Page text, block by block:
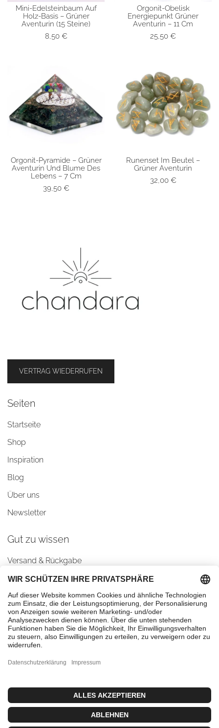
SCHNELLANSICHT
Mini-Edelsteinbaum Auf
Holz-Basis – Grüner
Aventurin (15 Steine)
8,50 €
SCHNELLANSICHT
Orgonit-Obelisk
Energiepunkt Grüner
Aventurin – 11 Cm
25,50 €
SCHNELLANSICHT
Orgonit-Pyramide – Grüner
Aventurin Und Blume Des
Lebens – 7 Cm
39,50 €
SCHNELLANSICHT
Runenset Im Beutel –
Grüner Aventurin
32,00 €
VERTRAG WIEDERRUFEN
Seiten
Startseite
Shop
Inspiration
Blog
Über uns
Newsletter
Gut zu wissen
Versand & Rückgabe
AGBs
Datenschutz
Impressum
Cookie-Einstellungen
Kontaktiere uns